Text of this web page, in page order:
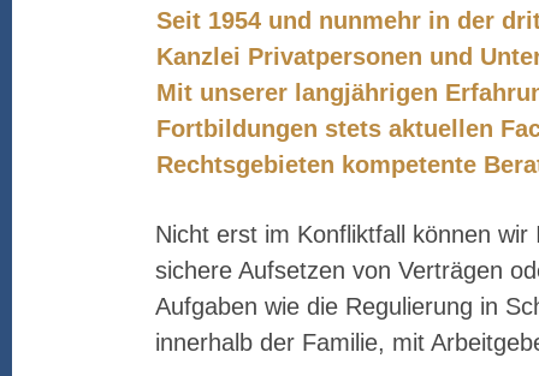
Seit 1954 und nunmehr in der
Kanzlei Privatpersonen und
Mit unserer langjährigen
Fortbildungen stets aktuellen
Rechtsgebieten kompetente
Nicht erst im Konfliktfall können
sichere Aufsetzen von Verträgen
Aufgaben wie die Regulierung in
innerhalb der Familie, mit